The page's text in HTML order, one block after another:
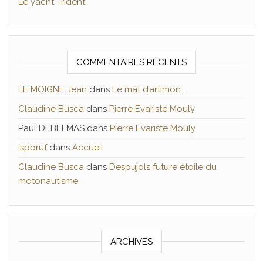
COMMENTAIRES RÉCENTS
LE MOIGNE Jean dans Le mât d’artimon….
Claudine Busca dans Pierre Evariste Mouly
Paul DEBELMAS dans Pierre Evariste Mouly
ispbrufdans Accueil
Claudine Busca dans Despujols future étoile du
motonautisme
ARCHIVES